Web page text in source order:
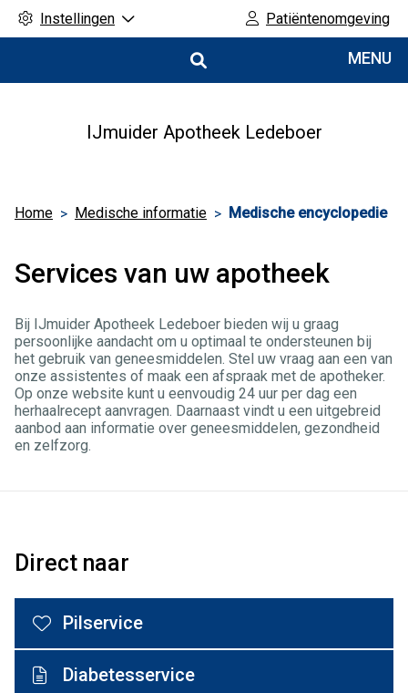
Instellingen Patiëntenomgeving
MENU
IJmuider Apotheek Ledeboer
Home Medische informatie Medische encyclopedie
Services van uw apotheek
Bij IJmuider Apotheek Ledeboer bieden wij u graag
persoonlijke aandacht om u optimaal te ondersteunen bij
het gebruik van geneesmiddelen. Stel uw vraag aan een van
onze assistentes of maak een afspraak met de apotheker.
Op onze website kunt u eenvoudig 24 uur per dag een
herhaalrecept aanvragen. Daarnaast vindt u een uitgebreid
aanbod aan informatie over geneesmiddelen, gezondheid
en zelfzorg.
Direct naar
Pilservice
Diabetesservice